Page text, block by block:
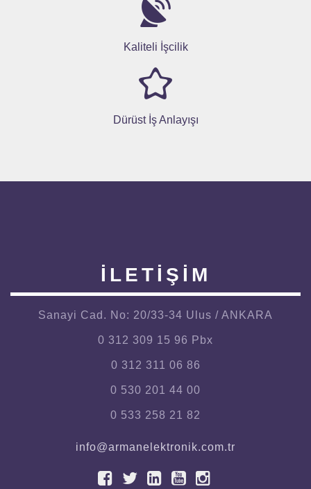
Kaliteli İşcilik
Dürüst İş Anlayışı
İLETİŞİM
Sanayi Cad. No: 20/33-34 Ulus / ANKARA
0 312 309 15 96 Pbx
0 312 311 06 86
0 530 201 44 00
0 533 258 21 82
info@armanelektronik.com.tr